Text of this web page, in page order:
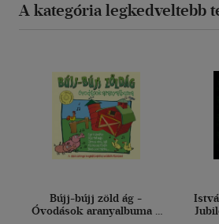
A kategória legkedveltebb
Bújj-bújj zöld ág -
Óvodások aranyalbuma -